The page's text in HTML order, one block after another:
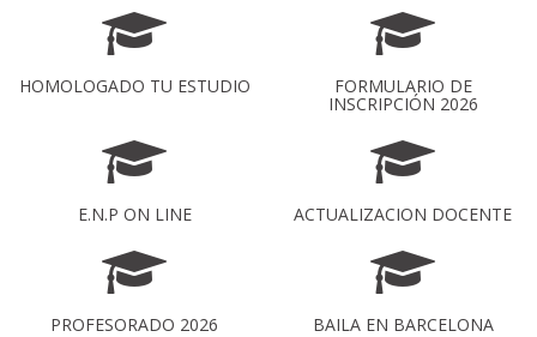
HOMOLOGADO TU ESTUDIO FORMULARIO DE
INSCRIPCIÓN 2026
E.N.P ON LINE ACTUALIZACION DOCENTE
PROFESORADO 2026 BAILA EN BARCELONA